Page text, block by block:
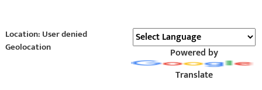
Location: User denied
Geolocation
Powered by
Translate